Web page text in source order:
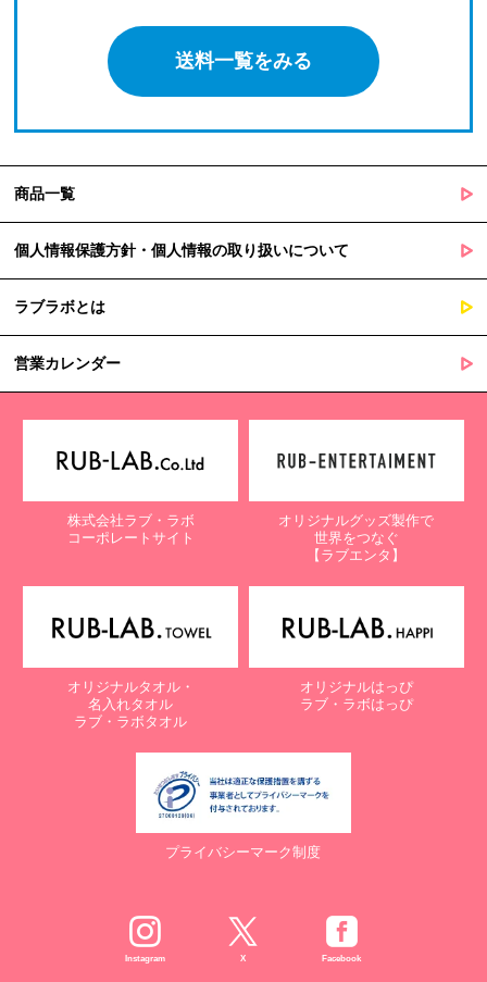
送料一覧をみる
商品一覧
個人情報保護方針・個人情報の取り扱いについて
ラブラボとは
営業カレンダー
株式会社ラブ・ラボ
コーポレートサイト
オリジナルグッズ製作で
世界をつなぐ
【ラブエンタ】
オリジナルタオル・
名入れタオル
ラブ・ラボタオル
オリジナルはっぴ
ラブ・ラボはっぴ
プライバシーマーク制度
Instagram X Facebook